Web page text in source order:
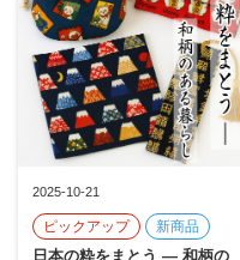
2025-10-21
ピックアップ 新商品
日本の粋をまとう ― 和柄の